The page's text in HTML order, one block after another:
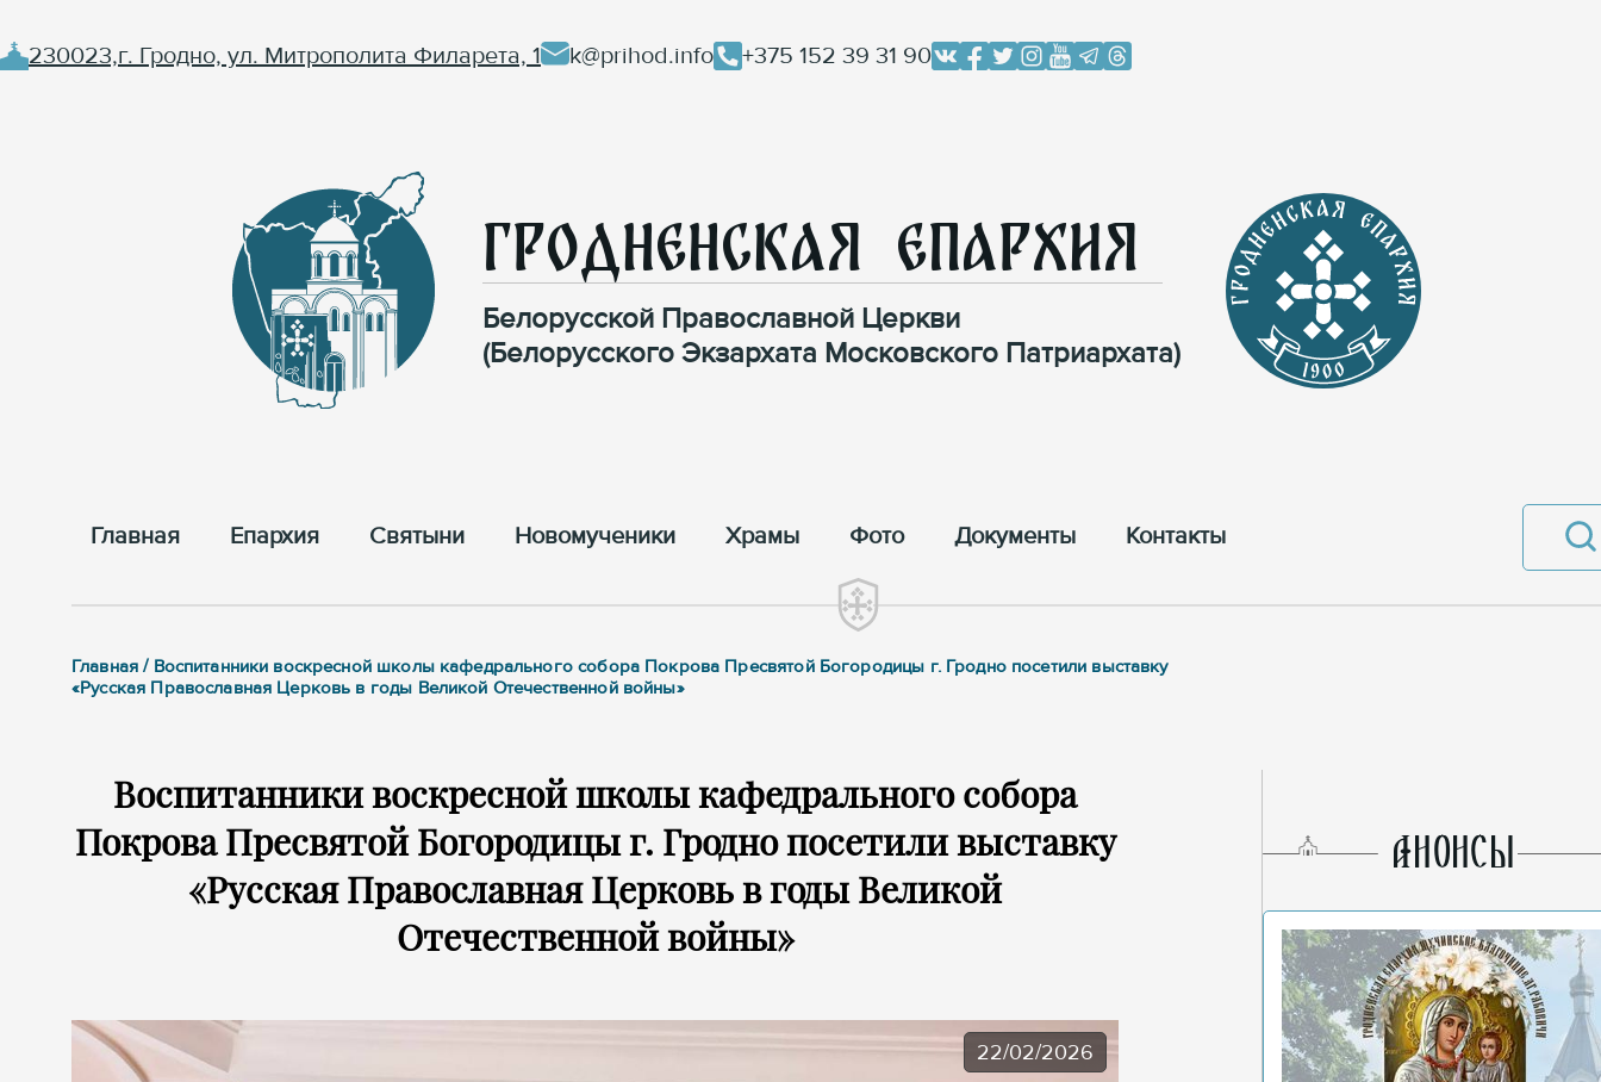
230023,г. Гродно, ул. Митрополита Филарета, 1 k@prihod.info +375 152 39 31 90
Гродненская Епархия
Белорусской Православной Церкви
(Белорусского Экзархата Московского Патриархата)
Главная Епархия Cвятыни Новомученики Храмы Фото Документы Контакты
Главная / Воспитанники воскресной школы кафедрального собора Покрова Пресвятой Богородицы г. Гродно посетили выставку
«Русская Православная Церковь в годы Великой Отечественной войны»
Воспитанники воскресной школы кафедрального собора
Покрова Пресвятой Богородицы г. Гродно посетили выставку
«Русская Православная Церковь в годы Великой
Отечественной войны»
22/02/2026
AНОНСЫ